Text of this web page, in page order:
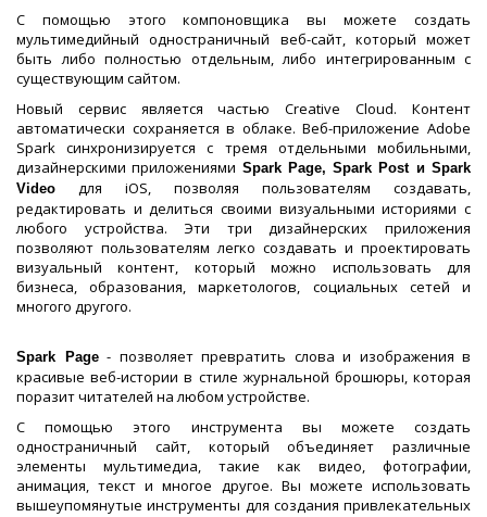
С помощью этого компоновщика вы можете создать
мультимедийный одностраничный веб-сайт, который может
быть либо полностью отдельным, либо интегрированным с
существующим сайтом.
Новый сервис является частью Creative Cloud. Контент
автоматически сохраняется в облаке. Веб-приложение Adobe
Spark синхронизируется с тремя отдельными мобильными,
дизайнерскими приложениями Spark Page, Spark Post и Spark
Video для iOS, позволяя пользователям создавать,
редактировать и делиться своими визуальными историями с
любого устройства. Эти три дизайнерских приложения
позволяют пользователям легко создавать и проектировать
визуальный контент, который можно использовать для
бизнеса, образования, маркетологов, социальных сетей и
многого другого.
Spark Page- позволяет превратить слова и изображения в
красивые веб-истории в стиле журнальной брошюры, которая
поразит читателей на любом устройстве.
С помощью этого инструмента вы можете создать
одностраничный сайт, который объединяет различные
элементы мультимедиа, такие как видео, фотографии,
анимация, текст и многое другое. Вы можете использовать
вышеупомянутые инструменты для создания привлекательных